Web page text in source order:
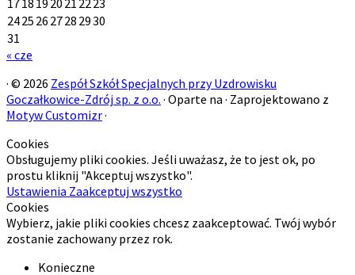
2425 26 2728 2930
31
« cze
· © 2026 Zespół Szkół Specjalnych przy Uzdrowisku
Goczałkowice-Zdrój sp. z o.o. · Oparte na · Zaprojektowano z
Motyw Customizr·
Cookies
Obsługujemy pliki cookies. Jeśli uważasz, że to jest ok, po
prostu kliknij "Akceptuj wszystko".
Ustawienia Zaakceptuj wszystko
Cookies
Wybierz, jakie pliki cookies chcesz zaakceptować. Twój wybór
zostanie zachowany przez rok.
Konieczne